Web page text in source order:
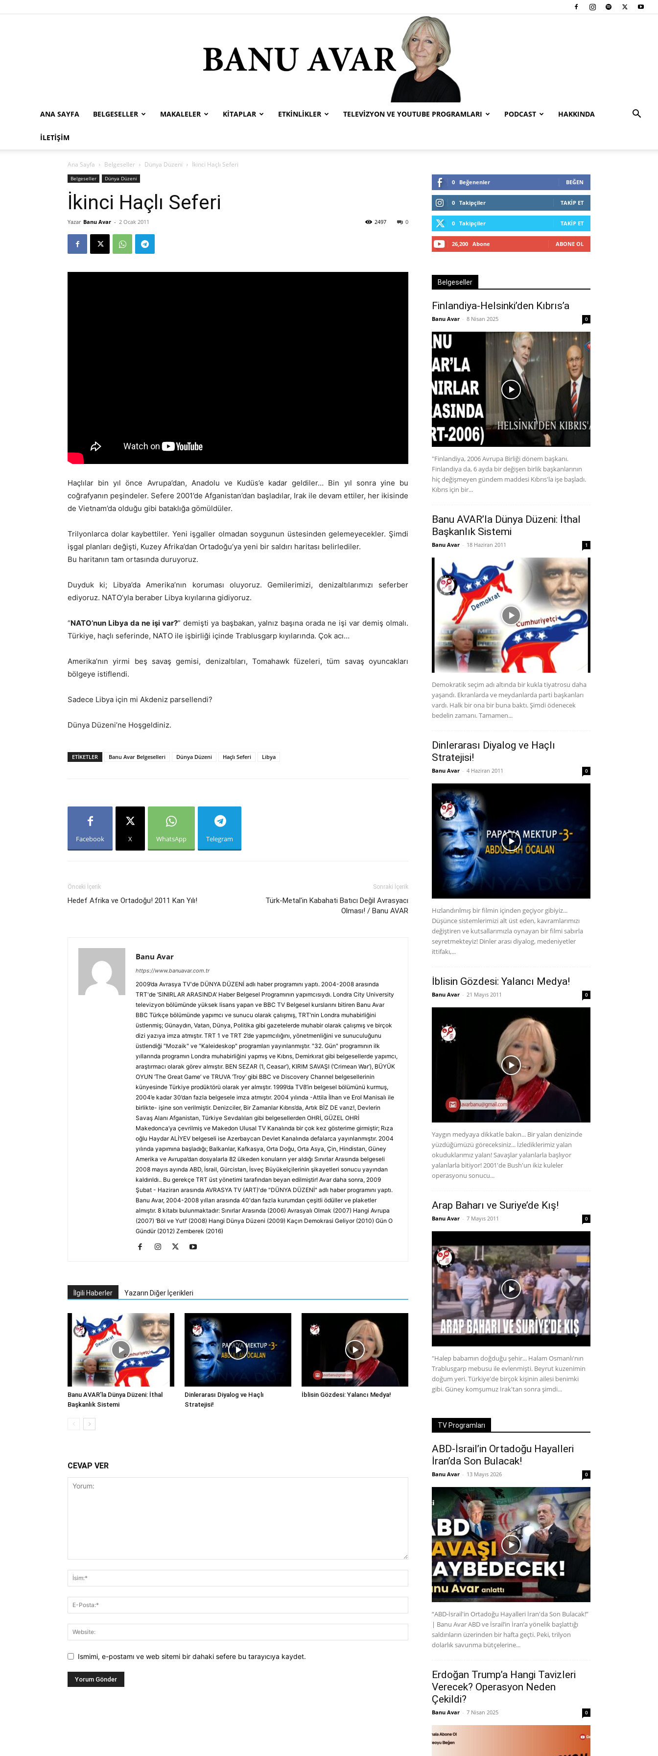
ANA SAYFA BELGESELLER MAKALELER KITAPLAR ETKINLIKLER TELEVIZYON VE YOUTUBE PROGRAMLARI PODCAST HAKKINDA
İLETIŞIM
Ana Sayfa Belgeseller Dünya Düzeni İkinci Haçlı Seferi
Belgeseller Dünya Düzeni
İkinci Haçlı Seferi
Yazar Banu Avar - 2 Ocak 2011 0
2497
Haçlılar bin yıl önce Avrupa’dan, Anadolu ve Kudüs’e kadar geldiler… Bin yıl sonra yine bu
coğrafyanın peşindeler. Sefere 2001’de Afganistan’dan başladılar, Irak ile devam ettiler, her ikisinde
de Vietnam’da olduğu gibi bataklığa gömüldüler.
Trilyonlarca dolar kaybettiler. Yeni işgaller olmadan soygunun üstesinden gelemeyecekler. Şimdi
işgal planları değişti, Kuzey Afrika’dan Ortadoğu’ya yeni bir saldırı haritası belirlediler.
Bu haritanın tam ortasında duruyoruz.
Duyduk ki; Libya’da Amerika’nın koruması oluyoruz. Gemilerimizi, denizaltılarımızı seferber
ediyoruz. NATO’yla beraber Libya kıyılarına gidiyoruz.
“NATO’nun Libya da ne işi var?” demişti ya başbakan, yalnız başına orada ne işi var demiş olmalı.
Türkiye, haçlı seferinde, NATO ile işbirliği içinde Trablusgarp kıyılarında. Çok acı…
Amerika’nın yirmi beş savaş gemisi, denizaltıları, Tomahawk füzeleri, tüm savaş oyuncakları
bölgeye istiflendi.
Sadece Libya için mi Akdeniz parsellendi?
Dünya Düzeni’ne Hoşgeldiniz.
ETIKETLER Banu Avar Belgeselleri Dünya Düzeni Haçlı Seferi Libya
Facebook X WhatsApp Telegram
Önceki İçerik
Hedef Afrika ve Ortadoğu! 2011 Kan Yılı!
Sonraki İçerik
Türk-Metal'in Kabahati Batıcı Değil Avrasyacı
Olması! / Banu AVAR
Banu Avar
https://www.banuavar.com.tr
2009’da Avrasya TV'de DÜNYA DÜZENİ adlı haber programını yaptı. 2004-2008 arasında
TRT'de ‘SINIRLAR ARASINDA’ Haber Belgesel Programının yapımcısıydı. Londra City University
televizyon bölümünde yüksek lisans yapan ve BBC TV Belgesel kurslarını bitiren Banu Avar
BBC Türkçe bölümünde yapımcı ve sunucu olarak çalışmış, TRT’nin Londra muhabirliğini
üstlenmiş; Günaydın, Vatan, Dünya, Politika gibi gazetelerde muhabir olarak çalışmış ve birçok
dizi yazıya imza atmıştır. TRT 1 ve TRT 2’de yapımcılığını, yönetmenliğini ve sunuculuğunu
üstlendiği "Mozaik" ve "Kaleideskop" programları yayınlanmıştır. "32. Gün" programının ilk
yıllarında programın Londra muhabirliğini yapmış ve Kıbrıs, Demirkırat gibi belgesellerde yapımcı,
araştırmacı olarak görev almıştır. BEN SEZAR (‘I, Ceasar’), KIRIM SAVAŞI (‘Crimean War’), BÜYÜK
OYUN ‘The Great Game’ ve TRUVA ‘Troy’ gibi BBC ve Discovery Channel belgesellerinin
künyesinde Türkiye prodüktörü olarak yer almıştır. 1999’da TV8’in belgesel bölümünü kurmuş,
2004’e kadar 30’dan fazla belgesele imza atmıştır. 2004 yılında -Attila İlhan ve Erol Manisalı ile
birlikte- işine son verilmiştir. Denizciler, Bir Zamanlar Kıbrıs’da, Artık BİZ DE varız!, Devlerin
Savaş Alanı Afganistan, Türkiye Sevdalıları gibi belgesellerden OHRİ, GÜZEL OHRİ
Makedonca’ya çevrilmiş ve Makedon Ulusal TV Kanalında bir çok kez gösterime girmiştir; Rıza
oğlu Haydar ALİYEV belgeseli ise Azerbaycan Devlet Kanalında defalarca yayınlanmıştır. 2004
yılında yapımına başladığı; Balkanlar, Kafkasya, Orta Doğu, Orta Asya, Çin, Hindistan, Güney
Amerika ve Avrupa’dan dosyalarla 82 ülkeden konuların yer aldığı Sınırlar Arasında belgeseli
2008 mayıs ayında ABD, İsrail, Gürcistan, İsveç Büyükelçilerinin şikayetleri sonucu yayından
kaldırıldı.. Bu gerekçe TRT üst yönetimi tarafından beyan edilmiştir! Avar daha sonra, 2009
Şubat - Haziran arasında AVRASYA TV (ART)'de "DÜNYA DÜZENİ" adlı haber programını yaptı.
Banu Avar, 2004-2008 yılları arasında 40'dan fazla kurumdan çeşitli ödüller ve plaketler
almıştır. 8 kitabı bulunmaktadır: Sınırlar Arasında (2006) Avrasyalı Olmak (2007) Hangi Avrupa
(2007) ‘Böl ve Yut!’ (2008) Hangi Dünya Düzeni (2009) Kaçın Demokrasi Geliyor (2010) Gün O
Gündür (2012) Zemberek (2016)
İlgili Haberler Yazarın Diğer İçerikleri
Banu AVAR’la Dünya Düzeni: İthal
Başkanlık Sistemi
Dinlerarası Diyalog ve Haçlı
Stratejisi!
İblisin Gözdesi: Yalancı Medya!
CEVAP VER
Ismimi, e-postamı ve web sitemi bir dahaki sefere bu tarayıcıya kaydet.
0 Beğenenler BEĞEN
0 Takipçiler TAKIP ET
0 Takipçiler TAKIP ET
26,200 Abone ABONE OL
Belgeseller
Finlandiya-Helsinki’den Kıbrıs’a
Banu Avar - 8 Nisan 2025 0
"Finlandiya, 2006 Avrupa Birliği dönem başkanı.
Finlandiya da, 6 ayda bir değişen birlik başkanlarının
hiç değişmeyen gündem maddesi Kıbrıs'la işe başladı.
Kıbrıs için bir...
Banu AVAR’la Dünya Düzeni: İthal
Başkanlık Sistemi
Banu Avar - 18 Haziran 2011 1
Demokratik seçim adı altında bir kukla tiyatrosu daha
yaşandı. Ekranlarda ve meydanlarda parti başkanları
vardı. Halk bir ona bir buna baktı. Şimdi ödenecek
bedelin zamanı. Tamamen...
Dinlerarası Diyalog ve Haçlı
Stratejisi!
Banu Avar - 4 Haziran 2011 0
Hızlandırılmış bir filmin içinden geçiyor gibiyiz...
Düşünce sistemlerimizi alt üst eden, kavramlarımızı
değiştiren ve kutsallarımızla oynayan bir filmi sabırla
seyretmekteyiz! Dinler arası diyalog, medeniyetler
ittifakı,...
İblisin Gözdesi: Yalancı Medya!
Banu Avar - 21 Mayıs 2011 0
Yaygın medyaya dikkatle bakın... Bir yalan denizinde
yüzdüğümüzü göreceksiniz... İzlediklerimiz yalan
okuduklarımız yalan! Savaşlar yalanlarla başlıyor
yalanlarla bitiyor! 2001'de Bush'un ikiz kuleler
operasyonu sonucu...
Arap Baharı ve Suriye’de Kış!
Banu Avar - 7 Mayıs 2011 0
"Halep babamın doğduğu şehir... Halam Osmanlı'nın
Trablusgarp mebusu ile evlenmişti. Beyrut kuzenimin
doğum yeri. Türkiye'de birçok kişinin ailesi benimki
gibi. Güney komşumuz Irak'tan sonra şimdi...
TV Programları
ABD-İsrail’in Ortadoğu Hayalleri
İran’da Son Bulacak!
Banu Avar - 13 Mayıs 2026 0
“ABD-İsrail'in Ortadoğu Hayalleri İran'da Son Bulacak!”
| Banu Avar ABD ve İsrail’in İran’a yönelik başlattığı
saldırıların üzerinden bir hafta geçti. Peki, trilyon
dolarlık savunma bütçelerine...
Erdoğan Trump’a Hangi Tavizleri
Verecek? Operasyon Neden
Çekildi?
Banu Avar - 7 Nisan 2025 0